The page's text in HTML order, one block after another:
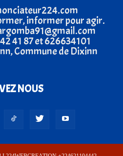
informer pour agir.
41 87 et 626634101
Commune de Dixinn
NOUS